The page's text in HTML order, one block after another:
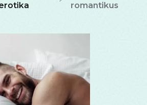
romantikus